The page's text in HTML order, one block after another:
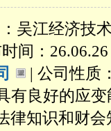
吴江经济技
间：26.06.26
| 公司性质
有良好的应
律知识和财